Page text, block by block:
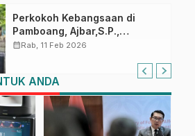
Perkokoh Kebangsaan di
Pamboang, Ajbar,S.P.,
Sosialisasi Empat Pilar di Desa
calendar_monthRab, 11 Feb 2026
ANDA